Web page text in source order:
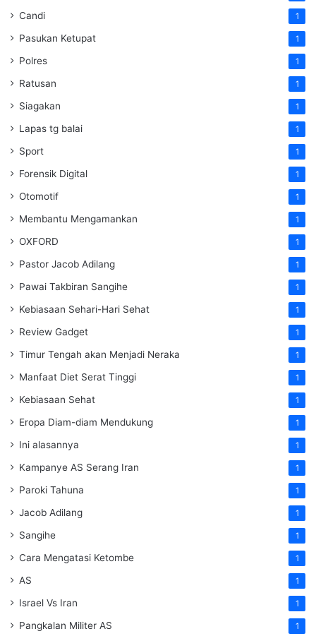
Candi 1
Pasukan Ketupat 1
Polres 1
Ratusan 1
Siagakan 1
Lapas tg balai 1
Sport 1
Forensik Digital 1
Otomotif 1
Membantu Mengamankan 1
OXFORD 1
Pastor Jacob Adilang 1
Pawai Takbiran Sangihe 1
Kebiasaan Sehari-Hari Sehat 1
Review Gadget 1
Timur Tengah akan Menjadi Neraka 1
Manfaat Diet Serat Tinggi 1
Kebiasaan Sehat 1
Eropa Diam-diam Mendukung 1
Ini alasannya 1
Kampanye AS Serang Iran 1
Paroki Tahuna 1
Jacob Adilang 1
Sangihe 1
Cara Mengatasi Ketombe 1
AS 1
Israel Vs Iran 1
Pangkalan Militer AS 1